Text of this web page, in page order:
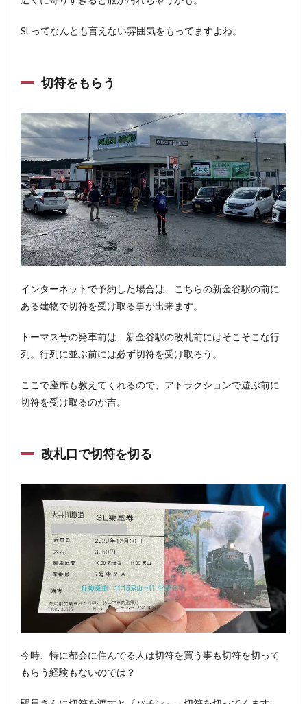
SLってなんとも言えない雰囲気をもってますよね。
切符をもらう
インターネットで予約した場合は、こちらの新金谷駅の前に
ある建物で切符を受け取る事が出来ます。
トーマス号の発車前は、新金谷駅の改札前にはそこそこな行
列。行列に並ぶ前には必ず切符を受け取ろう。
ここで座席も教えてくれるので、アトラクションで遊ぶ前に
切符を受け取るのが吉。
改札口で切符を切る
今時、特に都会に住んでる人は切符を買う事も切符を切って
もらう経験もないのでは？